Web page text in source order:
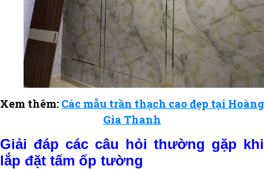
Xem thêm: Các mẫu trần thạch cao đẹp tại Hoàng
Gia Thanh
Giải đáp các câu hỏi thường gặp khi
lắp đặt tấm ốp tường